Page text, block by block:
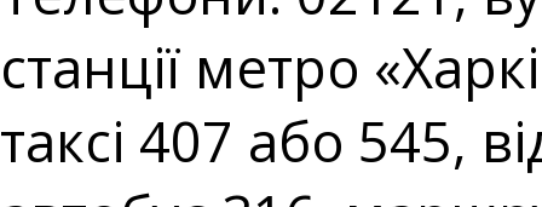
станції метро
таксі 407 або 545,